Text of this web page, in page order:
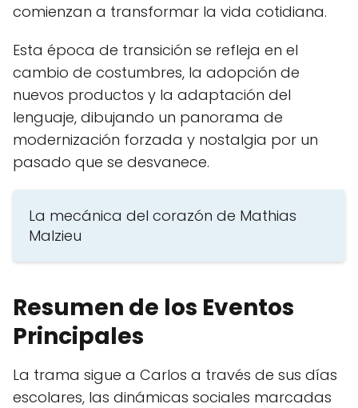
comienzan a transformar la vida cotidiana.
Esta época de transición se refleja en el
cambio de costumbres, la adopción de
nuevos productos y la adaptación del
lenguaje, dibujando un panorama de
modernización forzada y nostalgia por un
pasado que se desvanece.
La mecánica del corazón de Mathias
Malzieu
Resumen de los Eventos
Principales
La trama sigue a Carlos a través de sus días
escolares, las dinámicas sociales marcadas